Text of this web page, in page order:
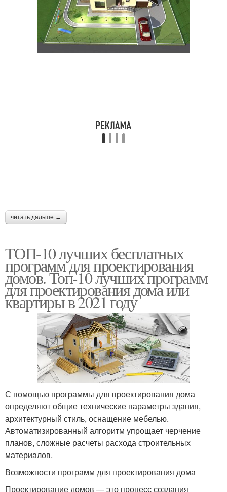
читать дальше →
ТОП-10 лучших бесплатных
программ для проектирования
домов. Топ-10 лучших программ
для проектирования дома или
квартиры в 2021 году
С помощью программы для проектирования дома
определяют общие технические параметры здания,
архитектурный стиль, оснащение мебелью.
Автоматизированный алгоритм упрощает черчение
планов, сложные расчеты расхода строительных
материалов.
Возможности программ для проектирования дома
Проектирование домов — это процесс создания